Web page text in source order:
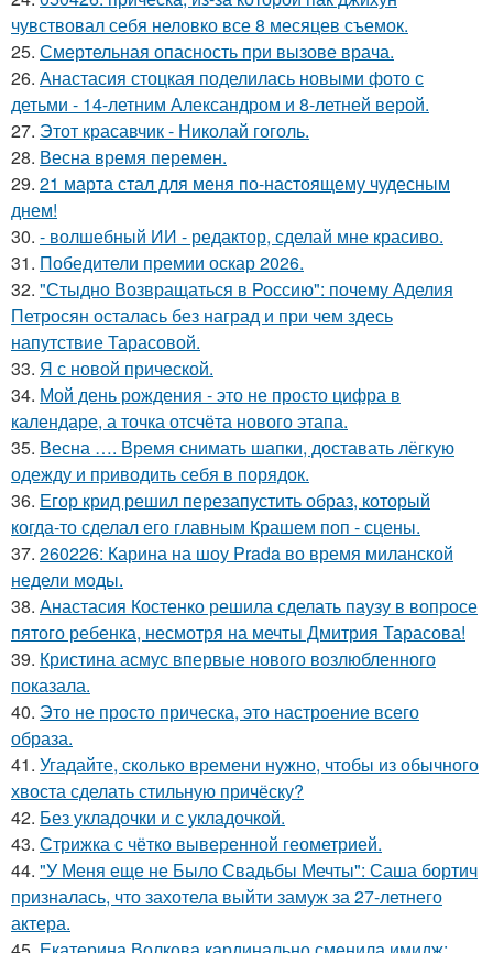
чувствовал себя неловко все 8 месяцев съемок.
25. Смертельная опасность при вызове врача.
26. Анастасия стоцкая поделилась новыми фото с
детьми - 14-летним Александром и 8-летней верой.
27. Этот красавчик - Николай гоголь.
28. Весна время перемен.
29. 21 марта стал для меня по-настоящему чудесным
днем!
30. - волшебный ИИ - редактор, сделай мне красиво.
31. Победители премии оскар 2026.
32. "Стыдно Возвращаться в Россию": почему Аделия
Петросян осталась без наград и при чем здесь
напутствие Тарасовой.
33. Я с новой прической.
34. Мой день рождения - это не просто цифра в
календаре, а точка отсчёта нового этапа.
35. Весна …. Время снимать шапки, доставать лёгкую
одежду и приводить себя в порядок.
36. Егор крид решил перезапустить образ, который
когда-то сделал его главным Крашем поп - сцены.
37. 260226: Карина на шоу Prada во время миланской
недели моды.
38. Анастасия Костенко решила сделать паузу в вопросе
пятого ребенка, несмотря на мечты Дмитрия Тарасова!
39. Кристина асмус впервые нового возлюбленного
показала.
40. Это не просто прическа, это настроение всего
образа.
41. Угадайте, сколько времени нужно, чтобы из обычного
хвоста сделать стильную причёску?
42. Без укладочки и с укладочкой.
43. Стрижка с чётко выверенной геометрией.
44. "У Меня еще не Было Свадьбы Мечты": Саша бортич
призналась, что захотела выйти замуж за 27-летнего
актера.